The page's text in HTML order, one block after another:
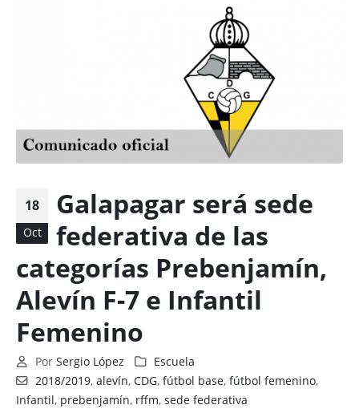
18
Oct
Galapagar será sede
federativa de las
categorías Prebenjamín,
Alevín F-7 e Infantil
Femenino
Por Sergio López
Escuela
2018/2019,alevín,CDG,fútbol base,fútbol femenino,
Infantil, prebenjamín, rffm, sede federativa